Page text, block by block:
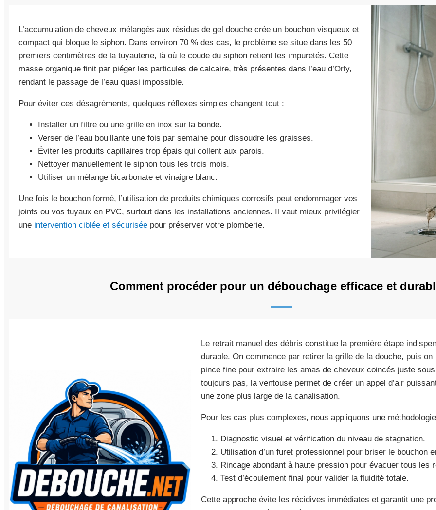
L’accumulation de cheveux mélangés aux résidus de gel douche crée un bouchon visqueux et
compact qui bloque le siphon. Dans environ 70 % des cas, le problème se situe dans les 50
premiers centimètres de la tuyauterie, là où le coude du siphon retient les impuretés. Cette
masse organique finit par piéger les particules de calcaire, très présentes dans l’eau d’Orly,
rendant le passage de l’eau quasi impossible.
Pour éviter ces désagréments, quelques réflexes simples changent tout :
Installer un filtre ou une grille en inox sur la bonde.
Verser de l’eau bouillante une fois par semaine pour dissoudre les graisses.
Éviter les produits capillaires trop épais qui collent aux parois.
Nettoyer manuellement le siphon tous les trois mois.
Utiliser un mélange bicarbonate et vinaigre blanc.
Une fois le bouchon formé, l’utilisation de produits chimiques corrosifs peut endommager vos
joints ou vos tuyaux en PVC, surtout dans les installations anciennes. Il vaut mieux privilégier
une intervention ciblée et sécurisée pour préserver votre plomberie.
Comment procéder pour un débouchage efficace et
Le retrait manuel des débris constitue la première étape
durable. On commence par retirer la grille de la douche, puis
pince fine pour extraire les amas de cheveux coincés juste sous
toujours pas, la ventouse permet de créer un appel d’air
une zone plus large de la canalisation.
Pour les cas plus complexes, nous appliquons une
Diagnostic visuel et vérification du niveau de stagnation.
Utilisation d’un furet professionnel pour briser le bouchon
Rincage abondant à haute pression pour évacuer tous les
Test d’écoulement final pour valider la fluidité totale.
Cette approche évite les récidives immédiates et garantit une